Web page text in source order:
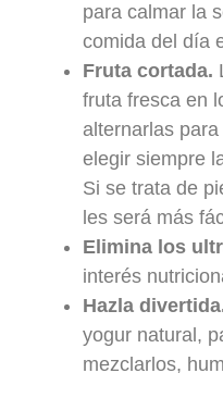
para calmar la
comida del día
Fruta cortada.
fruta fresca en
alternarlas
elegir siempre
Si se trata de
les será más
Elimina los
interés
Hazla
yogur natural,
mezclarlos,